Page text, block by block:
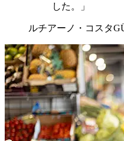
した。」
ルチアーノ・コスタ